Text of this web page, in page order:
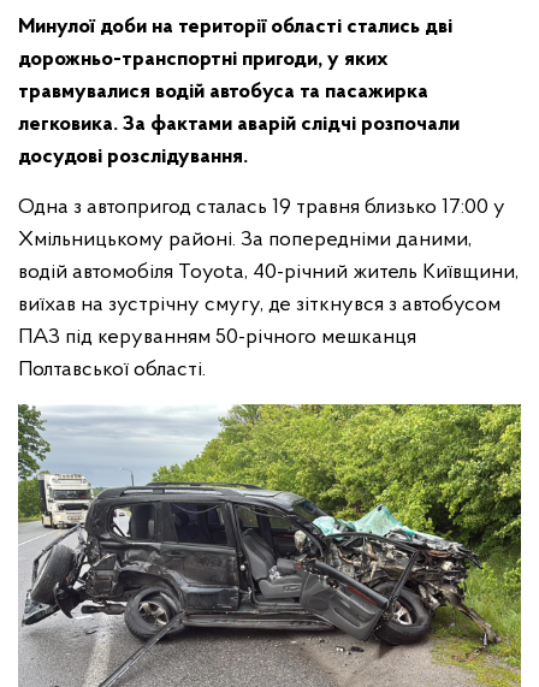
Минулої доби на території області стались дві
дорожньо-транспортні пригоди, у яких
травмувалися водій автобуса та пасажирка
легковика. За фактами аварій слідчі розпочали
досудові розслідування.
Одна з автопригод сталась 19 травня близько 17:00 у
Хмільницькому районі. За попередніми даними,
водій автомобіля Toyota, 40-річний житель Київщини,
виїхав на зустрічну смугу, де зіткнувся з автобусом
ПАЗ під керуванням 50-річного мешканця
Полтавської області.